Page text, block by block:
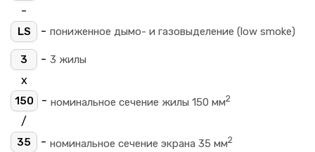
-
LS - пониженное дымо- и газовыделение (low smoke)
3 - 3 жилы
х
150 - номинальное сечение жилы 150 мм2
/
35 - номинальное сечение экрана 35 мм2